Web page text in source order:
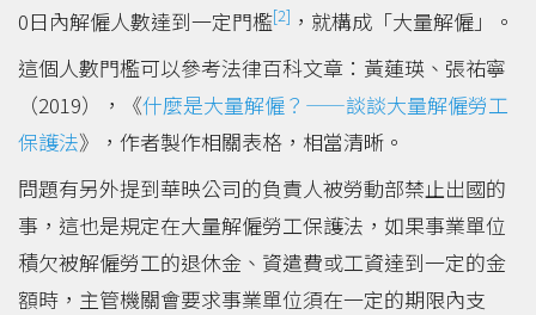
0日內解僱人數達到一定門檻[2] ，就構成「大量解僱」。
這個人數門檻可以參考法律百科文章：黃蓮瑛、張祐寧
（2019），《什麼是大量解僱？——談談大量解僱勞工
保護法》，作者製作相關表格，相當清晰。
問題有另外提到華映公司的負責人被勞動部禁止出國的
事，這也是規定在大量解僱勞工保護法，如果事業單位
積欠被解僱勞工的退休金、資遣費或工資達到一定的金
額時，主管機關會要求事業單位須在一定的期限內支